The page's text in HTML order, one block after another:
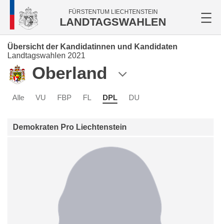
FÜRSTENTUM LIECHTENSTEIN
LANDTAGSWAHLEN
Übersicht der Kandidatinnen und Kandidaten
Landtagswahlen 2021
Oberland
Alle VU FBP FL DPL DU
Demokraten Pro Liechtenstein